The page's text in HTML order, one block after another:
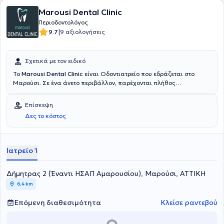
Marousi Dental Clinic
Περιοδοντολόγος
9.7|9 αξιολογήσεις
Σχετικά με τον ειδικό
To Marousi Dental Clinic είναι Οδοντιατρείο που εδράζεται στο
Μαρούσι. Σε ένα άνετο περιβάλλον, παρέχονται πλήθος
Περιοδοντολόγους. Υιοθετούνται οι πλέον εξελιγμένες τεχνολογίες
και βασικό μέλημα είναι η εφαρμογή λύσεων απόλυτα
προσαρμοσμένων στις ανάγκες των ασθενών.
Επίσκεψη
Δες το κόστος
Ιατρείο 1
Δήμητρας 2 (Έναντι ΗΣΑΠ Αμαρουσίου), Μαρούσι, ΑΤΤΙΚΗ
6,4 km
Επόμενη διαθεσιμότητα Κλείσε ραντεβού